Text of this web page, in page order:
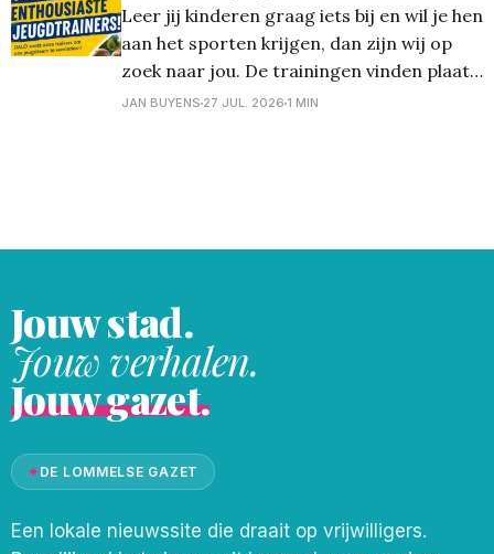
evenement van
Leer jij kinderen graag iets bij en wil je hen
aan het sporten krijgen, dan zijn wij op
zoek naar jou. De trainingen vinden plaats
op dinsdag en donderdag. Tijdens het
JAN BUYENS 27 JUL. 2026 1 MIN
Jouw stad.
Jouw verhalen.
Jouw gazet.
✦DE LOMMELSE GAZET
Een lokale nieuwssite die draait op vrijwilligers.